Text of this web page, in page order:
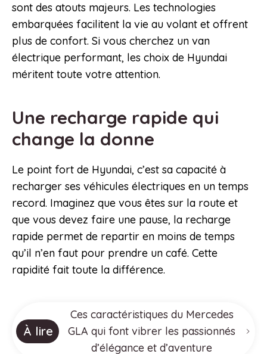
sont des atouts majeurs. Les technologies
embarquées facilitent la vie au volant et offrent
plus de confort. Si vous cherchez un van
électrique performant, les choix de Hyundai
méritent toute votre attention.
Une recharge rapide qui
change la donne
Le point fort de Hyundai, c’est sa capacité à
recharger ses véhicules électriques en un temps
record. Imaginez que vous êtes sur la route et
que vous devez faire une pause, la recharge
rapide permet de repartir en moins de temps
qu’il n’en faut pour prendre un café. Cette
rapidité fait toute la différence.
À lire
Ces caractéristiques du Mercedes
GLA qui font vibrer les passionnés
d’élégance et d’aventure